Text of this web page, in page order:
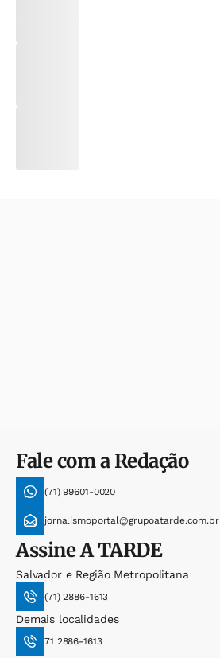
Fale com a Redação
(71) 99601-0020
jornalismoportal@grupoatarde.com.br
AssineA TARDE
Salvador e Região Metropolitana
(71) 2886-1613
Demais localidades
71 2886-1613